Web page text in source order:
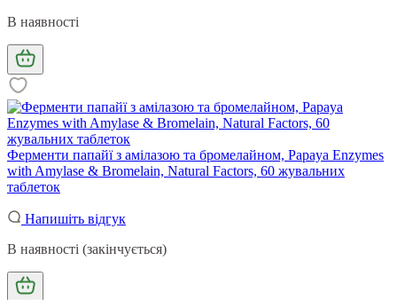
В наявності
Ферменти папайї з амілазою та бромелайном, Papaya Enzymes
with Amylase & Bromelain, Natural Factors, 60 жувальних
таблеток
Напишіть відгук
В наявності (закінчується)